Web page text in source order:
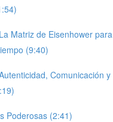
Matriz de Eisenhower
(9:40)
Comunicación
Poderosas (2:41)